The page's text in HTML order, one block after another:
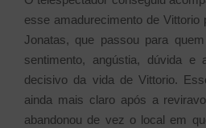
esse amadurecimento de Vittorio
Jonatas, que passou para
sentimento, angústia, dúvida e
decisivo da vida de Vittorio.
ainda mais claro após a
abandonou de vez o local em